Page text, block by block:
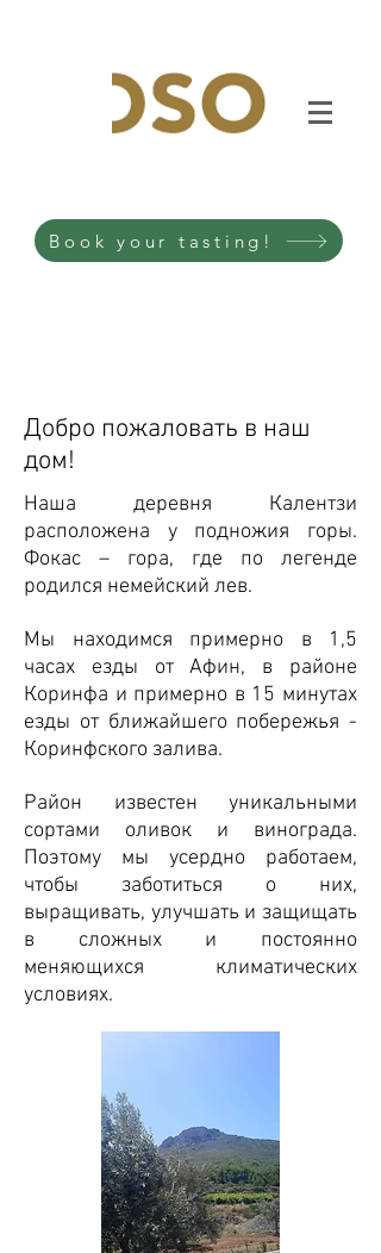
Book your tasting!
Добро пожаловать в наш
дом!
Наша деревня Калентзи
расположена у подножия горы.
Фокас – гора, где по легенде
родился немейский лев.
Мы находимся примерно в 1,5
часах езды от Афин, в районе
Коринфа и примерно в 15 минутах
езды от ближайшего побережья -
Коринфского залива.
Район известен уникальными
сортами оливок и винограда.
Поэтому мы усердно работаем,
чтобы заботиться о них,
выращивать, улучшать и защищать
в сложных и постоянно
меняющихся климатических
условиях.